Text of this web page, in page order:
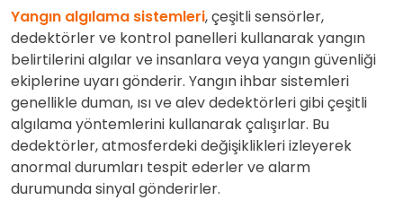
Yangın algılama sistemleri, çeşitli sensörler,
dedektörler ve kontrol panelleri kullanarak yangın
belirtilerini algılar ve insanlara veya yangın güvenliği
ekiplerine uyarı gönderir. Yangın ihbar sistemleri
genellikle duman, ısı ve alev dedektörleri gibi çeşitli
algılama yöntemlerini kullanarak çalışırlar. Bu
dedektörler, atmosferdeki değişiklikleri izleyerek
anormal durumları tespit ederler ve alarm
durumunda sinyal gönderirler.